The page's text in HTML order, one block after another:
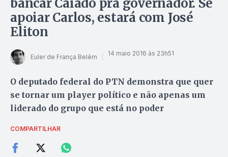
bancar Caiado pra governador. Se
apoiar Carlos, estará com José
Eliton
Euler de França Belém 14 maio 2016 às 23h51
O deputado federal do PTN demonstra que quer
se tornar um player político e não apenas um
liderado do grupo que está no poder
COMPARTILHAR